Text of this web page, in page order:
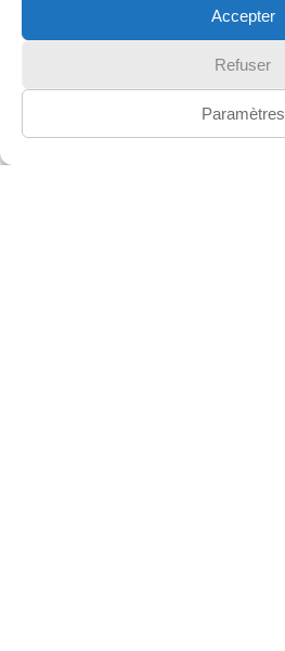
Accepter
Refuser
Paramètres